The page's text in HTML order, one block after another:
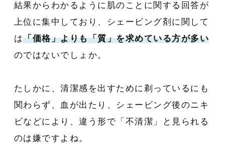
結果からわかるように肌のことに関する回答が
上位に集中しており、シェービング剤に関して
は「価格」よりも「質」を求めている方が多い
のではないでしょか。
たしかに、清潔感を出すために剃っているにも
関わらず、血が出たり、シェービング後のニキ
ビなどにより、違う形で「不清潔」と見られる
のは嫌ですよね。